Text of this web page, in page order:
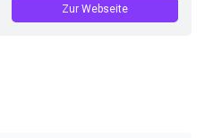
Zur Webseite